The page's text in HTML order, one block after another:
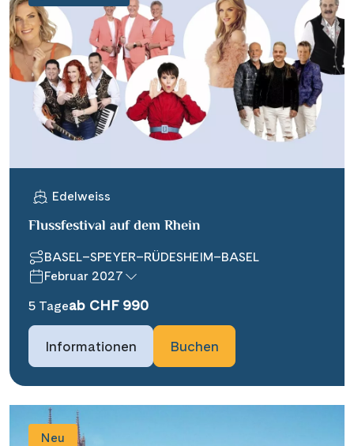
Edelweiss
Flussfestival auf dem Rhein
BASEL–SPEYER–RÜDESHEIM–BASEL
Februar 2027
5 Tageab CHF 990
Informationen Buchen
Neu